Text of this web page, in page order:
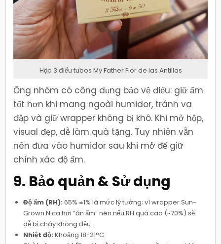
Hộp 3 điếu tubos My Father Flor de las Antillas
Ống nhôm có công dụng bảo vệ điếu: giữ ẩm
tốt hơn khi mang ngoài humidor, tránh va
đập và giữ wrapper không bị khô. Khi mở hộp,
visual đẹp, dễ làm quà tặng. Tuy nhiên vẫn
nên đưa vào humidor sau khi mở để giữ
chính xác độ ẩm.
9. Bảo quản & Sử dụng
Độ ẩm (RH): 65% ±1% là mức lý tưởng; vì wrapper Sun-
Grown Nica hơi “ăn ẩm” nên nếu RH quá cao (~70%) sẽ
dễ bị cháy không đều.
Nhiệt độ: Khoảng 18-21°C.